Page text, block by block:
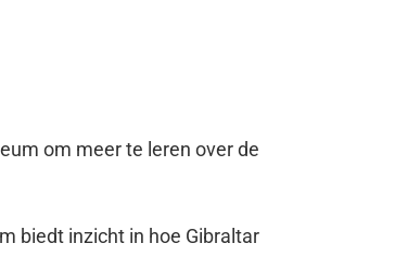
om meer te leren over de
biedt inzicht in hoe Gibraltar